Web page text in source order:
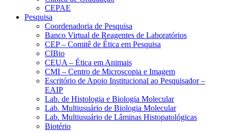
CEPAE
Pesquisa
Coordenadoria de Pesquisa
Banco Virtual de Reagentes de Laboratórios
CEP – Comitê de Ética em Pesquisa
CIBio
CEUA – Ética em Animais
CMI – Centro de Microscopia e Imagem
Escritório de Apoio Institucional ao Pesquisador –
EAIP
Lab. de Histologia e Biologia Molecular
Lab. Multiusuário de Biologia Molecular
Lab. Multiusuário de Lâminas Histopatológicas
Biotério